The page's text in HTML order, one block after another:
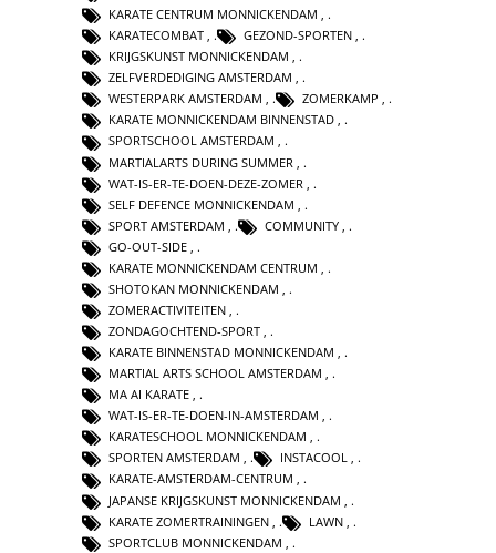
KARATE CENTRUM MONNICKENDAM ,
KARATECOMBAT , GEZOND-SPORTEN ,
KRIJGSKUNST MONNICKENDAM ,
ZELFVERDEDIGING AMSTERDAM ,
WESTERPARK AMSTERDAM , ZOMERKAMP ,
KARATE MONNICKENDAM BINNENSTAD ,
SPORTSCHOOL AMSTERDAM ,
MARTIALARTS DURING SUMMER
WAT-IS-ER-TE-DOEN-DEZE-ZOMER
SELF DEFENCE MONNICKENDAM
SPORT AMSTERDAM
COMMUNITY
GO-OUT-SIDE
KARATE MONNICKENDAM CENTRUM
SHOTOKAN MONNICKENDAM
ZOMERACTIVITEITEN
ZONDAGOCHTEND-SPORT ,
KARATE BINNENSTAD MONNICKENDAM ,
MARTIAL ARTS SCHOOL AMSTERDAM ,
MA AI KARATE ,
WAT-IS-ER-TE-DOEN-IN-AMSTERDAM ,
KARATESCHOOL MONNICKENDAM ,
SPORTEN AMSTERDAM , INSTACOOL ,
KARATE-AMSTERDAM-CENTRUM ,
JAPANSE KRIJGSKUNST MONNICKENDAM
KARATE ZOMERTRAININGEN
LAWN
SPORTCLUB MONNICKENDAM